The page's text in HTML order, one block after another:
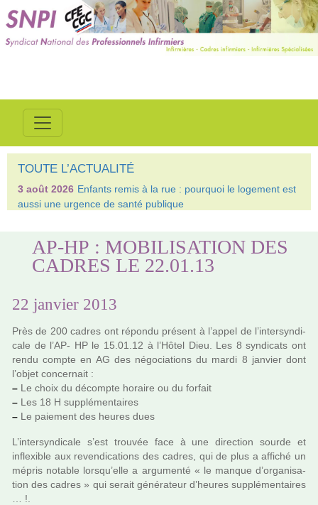
TOUTE L’ACTUALITÉ
3 août 2026 Enfants remis à la rue : pourquoi le logement est
aussi une urgence de santé publique
AP-HP : MOBILISATION DES
CADRES LE 22.01.13
22 janvier 2013
Près de 200 cadres ont répondu pré­sent à l’appel de l’inter­syn­di­
cale de l’AP- HP le 15.01.12 à l’Hôtel Dieu. Les 8 syn­di­cats ont
rendu compte en AG des négo­cia­tions du mardi 8 jan­vier dont
l’objet concer­nait :
– Le choix du décompte horaire ou du for­fait
– Les 18 H sup­plé­men­tai­res
– Le paie­ment des heures dues
L’inter­syn­di­cale s’est trou­vée face à une direc­tion sourde et
inflexi­ble aux reven­di­ca­tions des cadres, qui de plus a affi­ché un
mépris nota­ble lorsqu’elle a argu­menté « le manque d’orga­ni­sa­
tion des cadres » qui serait géné­ra­teur d’heures sup­plé­men­tai­res
… !.